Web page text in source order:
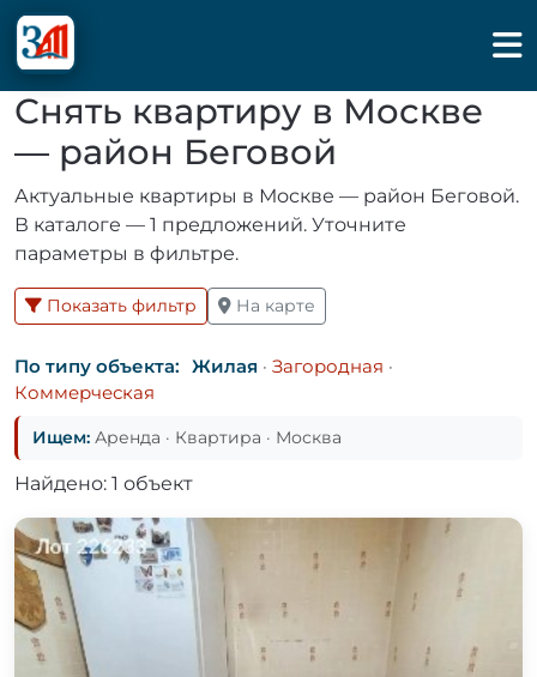
Снять квартиру в Москве
— район Беговой
Актуальные квартиры в Москве — район Беговой.
В каталоге — 1 предложений. Уточните
параметры в фильтре.
Показать фильтр На карте
По типу объекта: Жилая · Загородная ·
Коммерческая
Ищем: Аренда · Квартира · Москва
Найдено: 1 объект